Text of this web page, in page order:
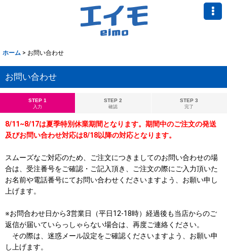
ホーム > お問い合わせ
お問い合わせ
STEP 1
入力
STEP 2
確認
STEP 3
完了
8/11~8/17は夏季特別休業期間となります。期間中のご注文の発送
及びお問い合わせ対応は8/18以降の対応となります。
スムーズなご対応のため、ご注文につきましてのお問い合わせの場
合は、受注番号をご確認・ご記入頂き、ご注文の際にご入力頂いた
お名前や電話番号にてお問い合わせくださいますよう、お願い申し
上げます。
※お問合わせ日から3営業日（平日12-18時）経過後も当店からのご
返信が届いていらっしゃらない場合は、再度ご連絡ください。
その際は、迷惑メール設定をご確認くださいますよう、お願い申
し上げます。